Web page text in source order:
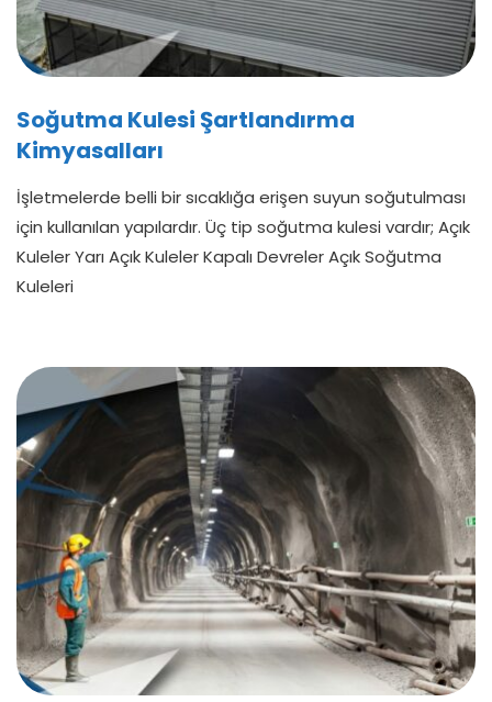
Soğutma Kulesi Şartlandırma
Kimyasalları
İşletmelerde belli bir sıcaklığa erişen suyun soğutulması
için kullanılan yapılardır. Üç tip soğutma kulesi vardır; Açık
Kuleler Yarı Açık Kuleler Kapalı Devreler Açık Soğutma
Kuleleri